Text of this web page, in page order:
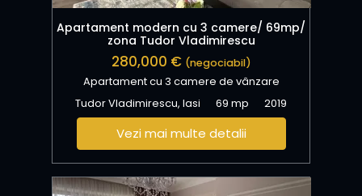
Apartament modern cu 3 camere/ 69mp/
zona Tudor Vladimirescu
280,000 € (negociabil)
Apartament cu 3 camere de vânzare
Tudor Vladimirescu, Iasi
69 mp 2019
Vezi mai multe detalii